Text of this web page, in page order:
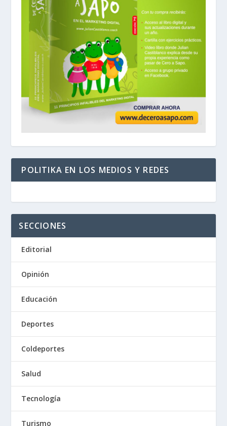
POLITIKA EN LOS MEDIOS Y REDES
SECCIONES
Editorial
Opinión
Educación
Deportes
Coldeportes
Salud
Tecnología
Turismo